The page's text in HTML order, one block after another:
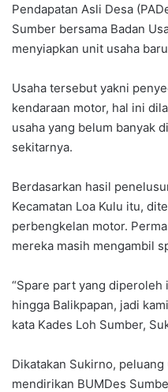
Pendapatan Asli Desa
Sumber bersama Badan
menyiapkan unit usaha
Usaha tersebut yakni
kendaraan motor, hal ini
usaha yang belum banyak
sekitarnya.
Berdasarkan hasil
Kecamatan Loa Kulu itu,
perbengkelan motor.
mereka masih mengambil
“Spare part yang
hingga Balikpapan, jadi
kata Kades Loh Sumber,
Dikatakan Sukirno,
mendirikan BUMDes